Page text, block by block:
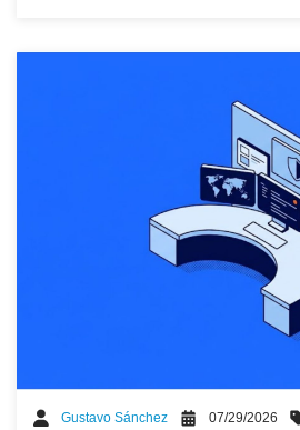
Gustavo Sánchez 07/29/2026